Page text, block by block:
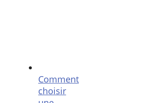
Comment
choisir